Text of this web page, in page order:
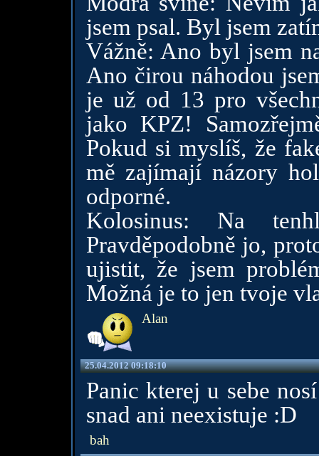
jsem psal. Byl jsem
Vážně: Ano byl jsem
Ano čirou náhodou
je už od 13 pro
jako KPZ!
Pokud si myslíš, že
mě zajímají názory
odporné.
Kolosinus: Na
Pravděpodobně jo,
ujistit, že jsem
Možná je to jen tvoje
Alan
25.04.2012 09:18:10
Panic kterej u sebe
snad ani neexistuje :D
bah